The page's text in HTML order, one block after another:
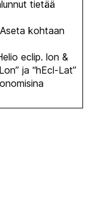
tietää
Aseta kohtaan
eclip. lon &
ja “hEcl-Lat”